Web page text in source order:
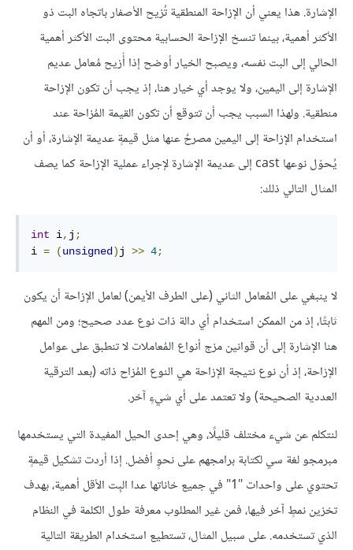
الإشارة. هذا يعني أن الإزاحة المنطقية تُزيح الأصفار باتجاه البت ذو
الأكثر أهمية، بينما تنسخ الإزاحة الحسابية محتوى البت الأكثر أهمية
الحالي إلى البت نفسه، ويصبح الخيار أوضح إذا أُزيح مُعامل عديم
الإشارة إلى اليمين، ولا يوجد أي خيار هنا، إذ يجب أن تكون الإزاحة
منطقية. ولهذا السبب يجب أن تتوقع أن تكون القيمة المُزاحة عند
استخدام الإزاحة إلى اليمين مصرحٌ عنها مثل قيمةٍ عديمة الإشارة، أو أن
يُحوّل نوعها cast إلى عديمة الإشارة لإجراء عملية الإزاحة كما يصف
المثال التالي ذلك:
int i, j ;
i = (unsigned)j >> 4;
لا ينبغي على المُعامل الثاني (على الطرف الأيمن) لعامل الإزاحة أن يكون
ثابتًا، إذ من الممكن استخدام أي دالة ذات نوع عدد صحيح؛ ومن المهم
هنا الإشارة إلى أن قوانين مزج أنواع المُعاملات لا تنطبق على عوامل
الإزاحة، إذ أن نوع نتيجة الإزاحة هي النوع المُزاح ذاته (بعد الترقية
العددية الصحيحة) ولا تعتمد على أي شيءٍ آخر.
لنتكلم عن شيء مختلف قليلًا، وهي إحدى الحيل المفيدة التي يستخدمها
مبرمجو لغة سي لكتابة برامجهم على نحوٍ أفضل. إذا أردت تشكيل قيمةٍ
تحتوي على واحدات "1" في جميع خاناتها عدا البِت الأقل أهمية، بهدف
تخزين نمطٍ آخر فيها، فمن غير المطلوب معرفة طول الكلمة في النظام
الذي تستخدمه. على سبيل المثال، تستطيع استخدام الطريقة التالية